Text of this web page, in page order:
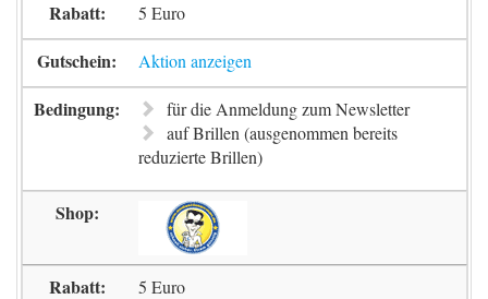
5 Euro
Aktion anzeigen
für die Anmeldung zum Newsletter
auf Brillen (ausgenommen bereits
reduzierte Brillen)
5 Euro